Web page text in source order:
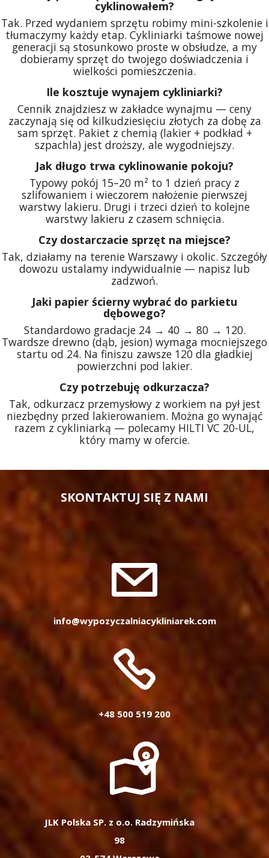
cyklinowałem?
Tak. Przed wydaniem sprzętu robimy mini-szkolenie i
tłumaczymy każdy etap. Cykliniarki taśmowe nowej
generacji są stosunkowo proste w obsłudze, a my
dobieramy sprzęt do twojego doświadczenia i
wielkości pomieszczenia.
Ile kosztuje wynajem cykliniarki?
Cennik znajdziesz w zakładce wynajmu — ceny
zaczynają się od kilkudziesięciu złotych za dobę za
sam sprzęt. Pakiet z chemią (lakier + podkład +
szpachla) jest droższy, ale wygodniejszy.
Jak długo trwa cyklinowanie pokoju?
Typowy pokój 15–20 m² to 1 dzień pracy z
szlifowaniem i wieczorem nałożenie pierwszej
warstwy lakieru. Drugi i trzeci dzień to kolejne
warstwy lakieru z czasem schnięcia.
Czy dostarczacie sprzęt na miejsce?
Tak, działamy na terenie Warszawy i okolic. Szczegóły
dowozu ustalamy indywidualnie — napisz lub
zadzwoń.
Jaki papier ścierny wybrać do parkietu
dębowego?
Standardowo gradacje 24 → 40 → 80 → 120.
Twardsze drewno (dąb, jesion) wymaga mocniejszego
startu od 24. Na finiszu zawsze 120 dla gładkiej
powierzchni pod lakier.
Czy potrzebuję odkurzacza?
Tak, odkurzacz przemysłowy z workiem na pył jest
niezbędny przed lakierowaniem. Można go wynająć
razem z cykliniarką — polecamy HILTI VC 20-UL,
który mamy w ofercie.
SKONTAKTUJ SIĘ Z NAMI
info@wypozyczalniacykliniarek.com
+48 500 519 200
JLK Polska SP. z o.o. Radzymińska
98